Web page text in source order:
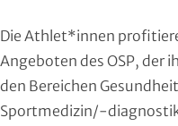
Die Athlet*innen
Angeboten des OSP, der
den Bereichen
Sportmedizin/-
Skisport
Sportakrobatik